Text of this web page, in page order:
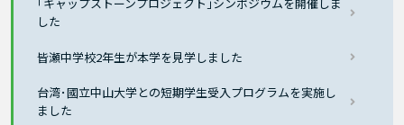
した
皆瀬中学校2年生が本学を見学しました
台湾･國立中山大学との短期学生受入プログラムを実施し
ました